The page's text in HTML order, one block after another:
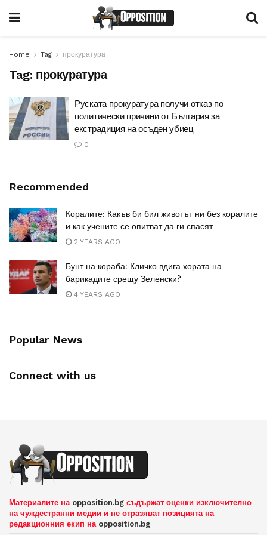
Home Tag прокуратура
Tag: прокуратура
Руската прокуратура получи отказ по
политически причини от България за
екстрадиция на осъден убиец
0
Recommended
Коралите: Какъв би бил животът ни без коралите
и как учените се опитват да ги спасят
2 YEARS AGO
Бунт на кораба: Кличко вдига хората на
барикадите срещу Зеленски?
4 YEARS AGO
Popular News
Connect with us
Материалите на opposition.bg съдържат оценки изключително
на чуждестранни медии и не отразяват позицията на
редакционния екип на opposition.bg